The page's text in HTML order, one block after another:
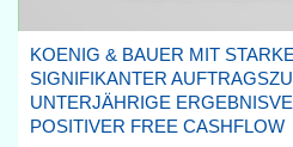
KOENIG & BAUER MIT
SIGNIFIKANTER
UNTERJÄHRIGE
POSITIVER FREE CASHFLOW